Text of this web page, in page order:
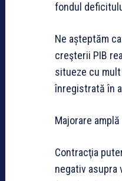
fondul
Ne așteptăm
creşterii PIB
situeze cu
înregistrată în
Majorare
Contracţia
negativ asupra